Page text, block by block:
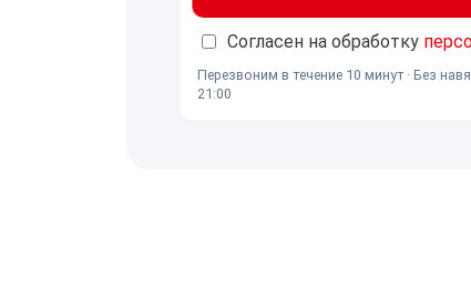
Согласен на обработку
Перезвоним в течение 10 минут · Без
21:00